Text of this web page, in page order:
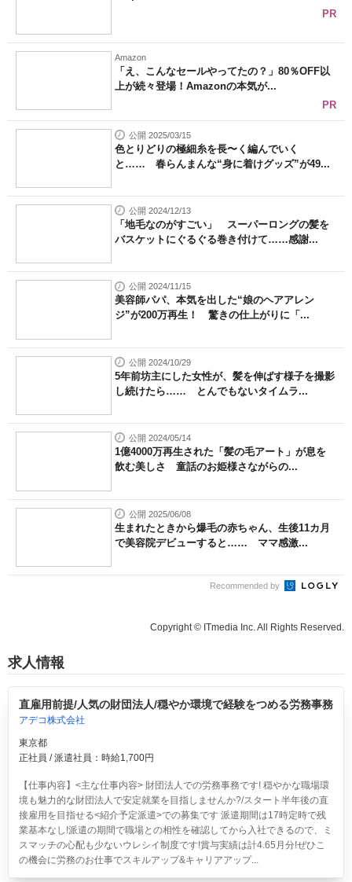
PR
Amazon
「え、こんなセールやってたの？」80％OFF以
上が続々登場！Amazonの本気が...
PR
公開 2025/03/15
色とりどりの極細糸を長〜く編んでいく
と…… 春らんまんな“身に着けグッズ”が49...
公開 2024/12/13
「地毛なのがすごい」 スーパーロングの髪を
バスケットにぐるぐる巻き付けて……感謝...
公開 2024/11/15
美容師パパ、本気を出した“娘のヘアアレン
ジ”が200万再生！ 驚きの仕上がりに「...
公開 2024/10/29
5年前坊主にした女性が、髪を伸ばす様子を撮影
し続けたら…… とんでもないタイムラ...
公開 2024/05/14
1億4000万再生された「髪の毛アート」が息を
飲む美しさ 童話のお姫様さながらの...
公開 2025/06/08
生まれたときから爆毛の赤ちゃん、生後11カ月
で美容院デビューすると…… ママ感激...
Recommended by
Copyright © ITmedia Inc. All Rights Reserved.
求人情報
直雇用前提/人気の財団法人/穏やか環境で経験をつめる労務事務
アデコ株式会社
東京都
正社員 / 派遣社員：時給1,700円
【仕事内容】<主な仕事内容> 財団法人での労務事務です! 穏やかな職場環
境も魅力的な財団法人で安定就業を目指しませんか?/スタート半年後の直
接雇用を目指せる<紹介予定派遣>での募集です 派遣期間は17時定時で残
業基本なし!派遣の期間で職場との相性を確認してから入社できるので、ミ
スマッチの心配も少ないウレシイ制度です!賞与実績は計4.65月分!ぜひこ
の機会に労務のお仕事でスキルアップ&キャリアアップ...